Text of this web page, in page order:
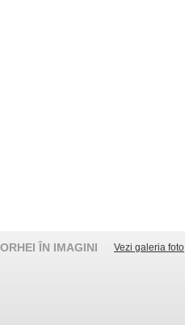
ORHEI ÎN IMAGINI Vezi galeria foto